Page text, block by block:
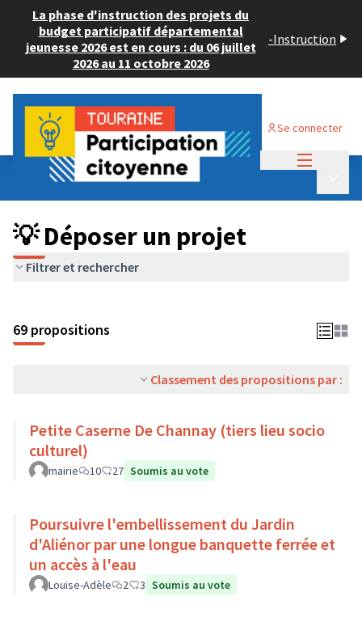
La phase d'instruction des projets du
budget participatif départemental
jeunesse 2026 est en cours : du 06 juillet
2026 au 11 octobre 2026
-Instruction
Se connecter
Budget Participatif ADULTE 2024
💡 Déposer un projet
💡 Déposer un projet
Filtrer et rechercher
69 propositions
Classement des propositions par :
Petite Caserne De Channay (tiers lieu socio
culturel)
mairie 10 27 Soumis au vote
Poursuivre l'embellissement du Jardin
d'Aliénor par une longue banquette ferrée et
un accès à l'eau
Louise-Adèle 2 3 Soumis au vote